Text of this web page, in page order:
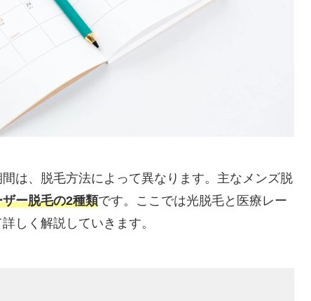
は、脱毛方法によって異なります。主なメンズ脱
ー脱毛の2種類です。ここでは光脱毛と医療レー
しく解説していきます。